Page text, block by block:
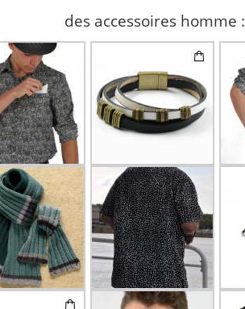
des accessoires homme :